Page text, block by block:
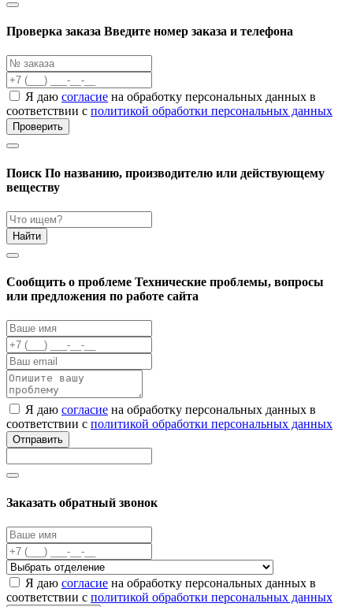
Проверка заказа Введите номер заказа и телефона
Я даю согласие на обработку персональных данных в
соответствии с политикой обработки персональных данных
Проверить
Поиск По названию, производителю или действующему
веществу
Найти
Cообщить о проблеме Технические проблемы, вопросы
или предложения по работе сайта
Я даю согласие на обработку персональных данных в
соответствии с политикой обработки персональных данных
Отправить
Заказать обратный звонок
Я даю согласие на обработку персональных данных в
соответствии с политикой обработки персональных данных